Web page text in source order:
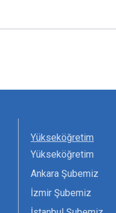
Yükseköğretim
Yükseköğretim
Ankara Şubemiz
İzmir Şubemiz